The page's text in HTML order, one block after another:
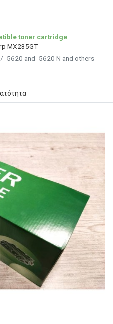
toner cartridge
MX235GT
-5620 and -5620 N and others